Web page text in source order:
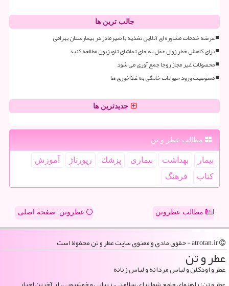
جالب ترین ها
عرضه خدمات مشاوره ای آنلاین تغذیه با شیرمادر در بیمارستان بهرامی
برای کاهش خطر زوال عقل به جای تماشای تلویزیون مطالعه کنید
محصولات غیر مجاز روجا جمع آوری می شود
ممنوعیت ورود حیوانات خانگی به غذاخوری ها
جدیدترین ها
مطالب عطر و تن
بیمار بهداشت بیماری پزشك رپورتاژ
آموزش
كتاب
فرهنگ
مطالب عطروتن عطروتن: صفحه اصلی
عطر و تن
عطر و اودکلن و لباس مردانه و لباس زنانه